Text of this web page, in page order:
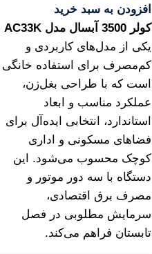
افزودن به سبد خرید
کولر 3500 آبسال مدل AC33K
یکی از مدل‌های کاربردی و
کم‌مصرف برای استفاده خانگی
است که با طراحی بغل‌زن،
عملکرد مناسب و ابعاد
استاندارد، انتخابی ایده‌آل برای
فضاهای مسکونی و اداری
کوچک محسوب می‌شود. این
دستگاه با سه دور موتور و
مصرف برق اقتصادی،
سرمایش مطلوبی در فصل
تابستان فراهم می‌کند.